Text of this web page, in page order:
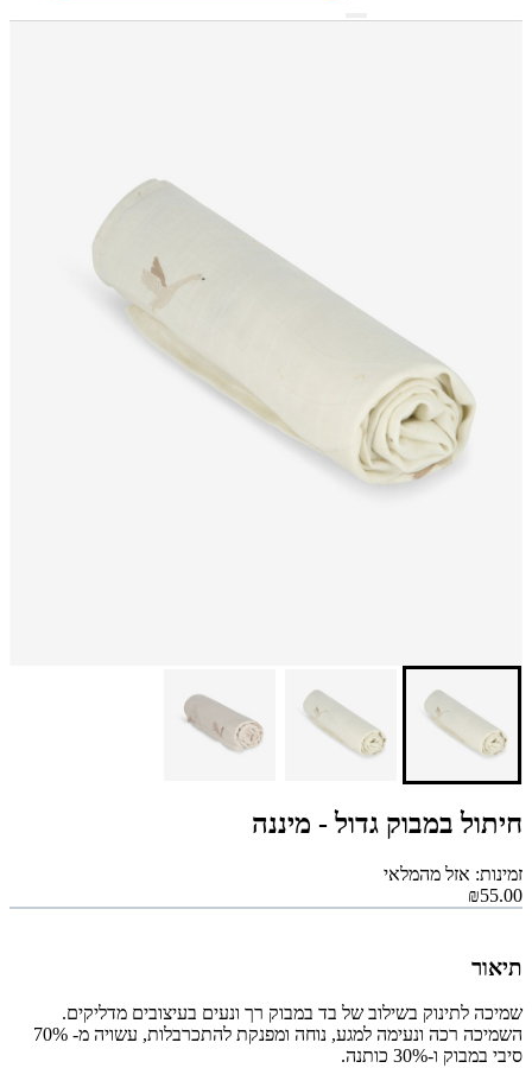
חיתול במבוק גדול - מיננה
זמינות: אזל מהמלאי
₪55.00
תיאור
שמיכה לתינוק בשילוב של בד במבוק רך ונעים בעיצובים מדליקים.
השמיכה רכה ונעימה למגע, נוחה ומפנקת להתכרבלות, עשויה מ- 70%
סיבי במבוק ו-30% כותנה.